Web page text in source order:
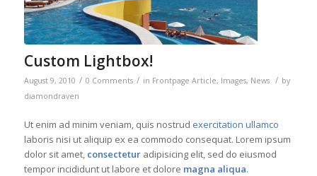
Custom Lightbox!
August 9, 2010 / 0 Comments / in Frontpage Article, Images, News / by
diamondraven
Ut enim ad minim veniam, quis nostrud exercitation ullamco
laboris nisi ut aliquip ex ea commodo consequat. Lorem ipsum
dolor sit amet, consecteturadipisicing elit, sed do eiusmod
tempor incididunt ut labore et dolore magna aliqua.